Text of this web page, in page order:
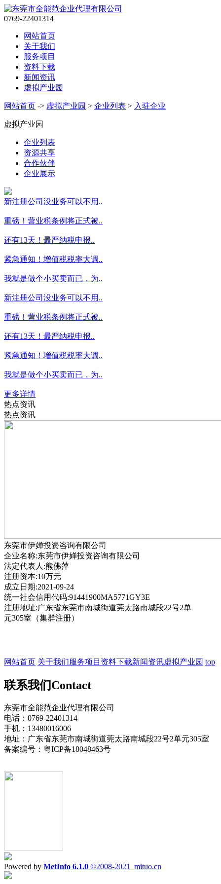
0769-22401314
网站首页
关于我们
服务项目
资料下载
新闻资讯
虚拟产业园
网站首页 -> 虚拟产业园 > 企业列表 > 入驻企业
虚拟产业园
企业列表
资源共享
合作伙伴
企业展示
新注册公司没业务可以不用..
重磅！营业税条例将正式被..
还有13天！最严纳税申报..
紧急通知！增值税税率大调..
我就是做个小买卖而已，为..
新注册公司没业务可以不用..
重磅！营业税条例将正式被..
还有13天！最严纳税申报..
紧急通知！增值税税率大调..
我就是做个小买卖而已，为..
更多详情
热点资讯
热点资讯
东莞市伊婵投资咨询有限公司
企业名称:东莞市伊婵投资咨询有限公司
法定代表人:熊佛萍
注册资本:10万元
成立日期:2021-09-24
统一社会信用代码:91441900MA5771GY3E
注册地址:广东省东莞市南城街道莞太路南城段22号2单
元305室（集群注册）
网站首页 关于我们服务项目 资料下载新闻资讯虚拟产业园 top
联系我们Contact
东莞市全能范企业代理有限公司
电话：0769-22401314
手机：13480016006
地址：广东省东莞市南城街道莞太路南城段22号2单元305室
备案编号：粤ICP备18048463号
Powered by MetInfo 6.1.0 ©2008-2021 mituo.cn